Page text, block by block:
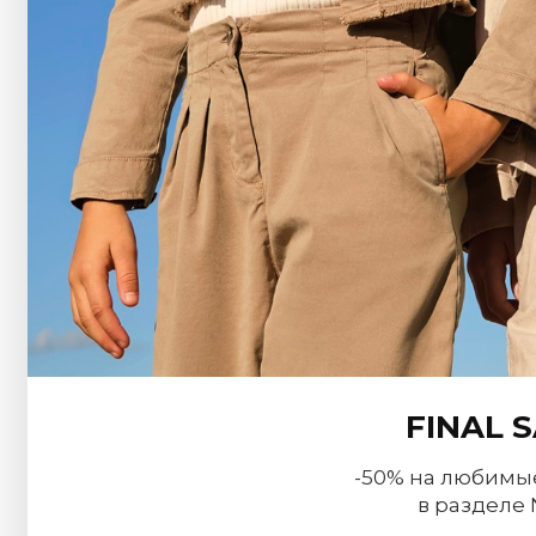
FINAL
-50% на
в разделе